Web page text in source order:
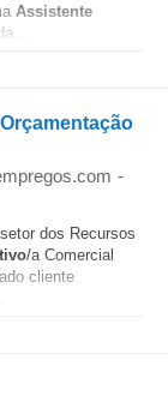
Assistente
-
dos Recursos
/a Comercial
cliente